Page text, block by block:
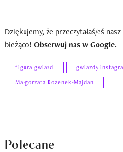
Dziękujemy, że przeczytałaś/eś
bieżąco! Obserwuj nas w Google.
figura gwiazd
gwiazdy
Małgorzata Rozenek-Majdan
Polecane